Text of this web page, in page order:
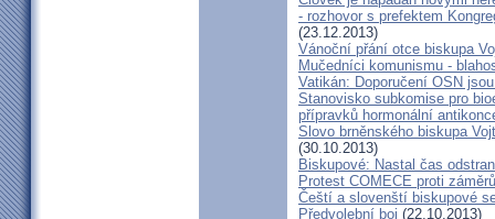
- rozhovor s prefektem
(23.12.2013)
Vánoční přání otce biskupa
Mučedníci komunismu -
Vatikán: Doporučení OSN
Stanovisko subkomise pro
přípravků hormonální
Slovo brněnského biskupa
(30.10.2013)
Biskupové: Nastal čas
Protest COMECE proti
Čeští a slovenští biskupové
Předvolební boj (22.10.2013)